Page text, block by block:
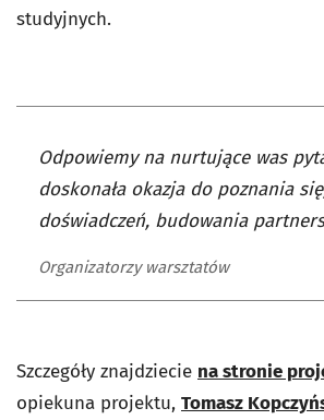
studyjnych.
Odpowiemy na nurtujące was
doskonała okazja do poznania
doświadczeń, budowania
Organizatorzy warsztatów
Szczegóły znajdziecie na stronie
opiekuna projektu, Tomasz